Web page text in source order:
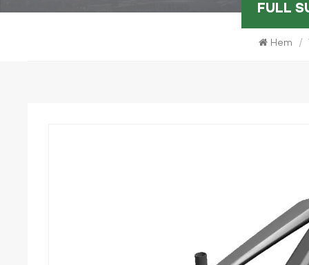
FULL
Hem /